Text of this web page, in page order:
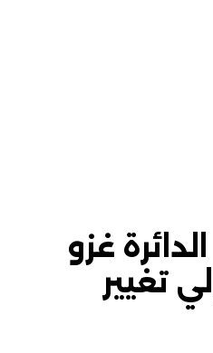
غزو
تغيير